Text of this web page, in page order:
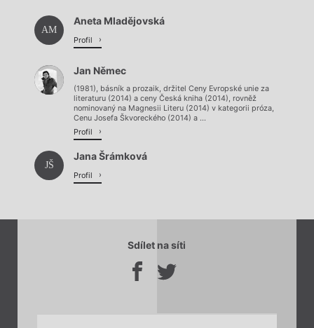
Načítá se.
AM
Aneta Mladějovská
Profil
Jan Němec
(1981), básník a prozaik, držitel Ceny Evropské unie za
literaturu (2014) a ceny Česká kniha (2014), rovněž
nominovaný na Magnesii Literu (2014) v kategorii próza,
Cenu Josefa Škvoreckého (2014) a ...
Profil
JŠ
Jana Šrámková
Profil
Sdílet na síti